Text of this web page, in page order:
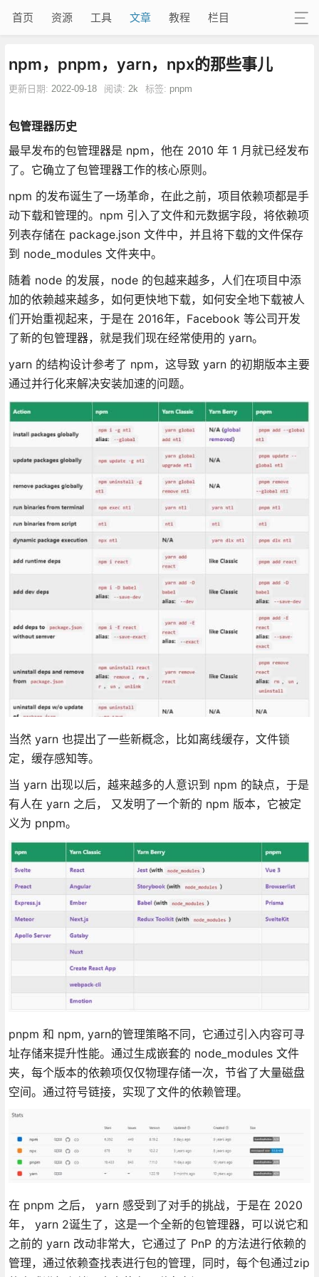
首页 资源 工具 文章 教程 栏目
npm，pnpm，yarn，npx的那些事儿
更新日期: 2022-09-18 阅读: 2k 标签: pnpm
包管理器历史
最早发布的包管理器是 npm，他在 2010 年 1 月就已经发布
了。它确立了包管理器工作的核心原则。
npm 的发布诞生了一场革命，在此之前，项目依赖项都是手
动下载和管理的。npm 引入了文件和元数据字段，将依赖项
列表存储在 package.json 文件中，并且将下载的文件保存
到 node_modules 文件夹中。
随着 node 的发展，node 的包越来越多，人们在项目中添
加的依赖越来越多，如何更快地下载，如何安全地下载被人
们开始重视起来，于是在 2016年，Facebook 等公司开发
了新的包管理器，就是我们现在经常使用的 yarn。
yarn 的结构设计参考了 npm，这导致 yarn 的初期版本主要
通过并行化来解决安装加速的问题。
当然 yarn 也提出了一些新概念，比如离线缓存，文件锁
定，缓存感知等。
当 yarn 出现以后，越来越多的人意识到 npm 的缺点，于是
有人在 yarn 之后， 又发明了一个新的 npm 版本，它被定
义为 pnpm。
pnpm 和 npm, yarn的管理策略不同，它通过引入内容可寻
址存储来提升性能。通过生成嵌套的 node_modules 文件
夹，每个版本的依赖项仅仅物理存储一次，节省了大量磁盘
空间。通过符号链接，实现了文件的依赖管理。
在 pnpm 之后， yarn 感受到了对手的挑战，于是在 2020
年， yarn 2诞生了，这是一个全新的包管理器，可以说它和
之前的 yarn 改动非常大，它通过了 PnP 的方法进行依赖的
管理，通过依赖查找表进行包的管理，同时，每个包通过zip